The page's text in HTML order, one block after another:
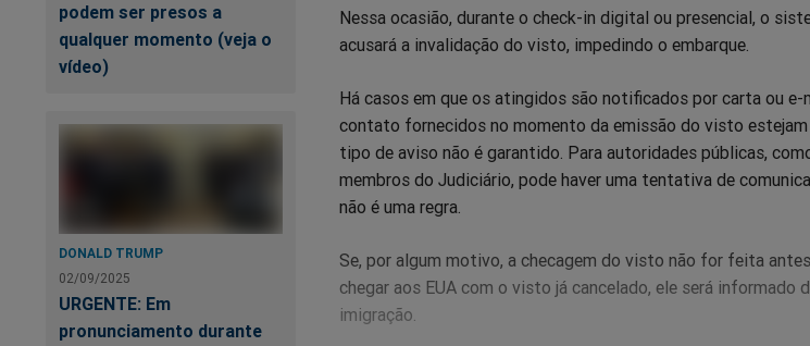
podem ser presos a
qualquer momento (veja o
vídeo)
DONALD TRUMP
02/09/2025
URGENTE: Em
pronunciamento durante
Nessa ocasião, durante o check-in digital ou presencial, o
acusará a invalidação do visto, impedindo o embarque.
Há casos em que os atingidos são notificados por carta ou e-
contato fornecidos no momento da emissão do visto
tipo de aviso não é garantido. Para autoridades públicas,
membros do Judiciário, pode haver uma tentativa de
não é uma regra.
Se, por algum motivo, a checagem do visto não for feita
chegar aos EUA com o visto já cancelado, ele será informado
imigração.